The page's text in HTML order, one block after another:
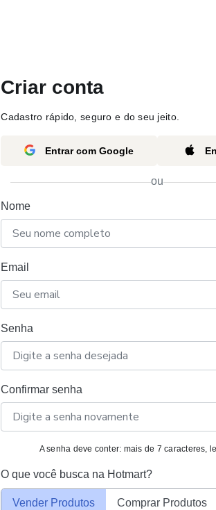
Criar conta
Cadastro rápido, seguro e do seu jeito.
Entrar com Google
ou
Nome
Email
Senha
Confirmar senha
A senha deve conter: mais de 7 caracteres,
O que você busca na Hotmart?
Vender Produtos Comprar Produtos